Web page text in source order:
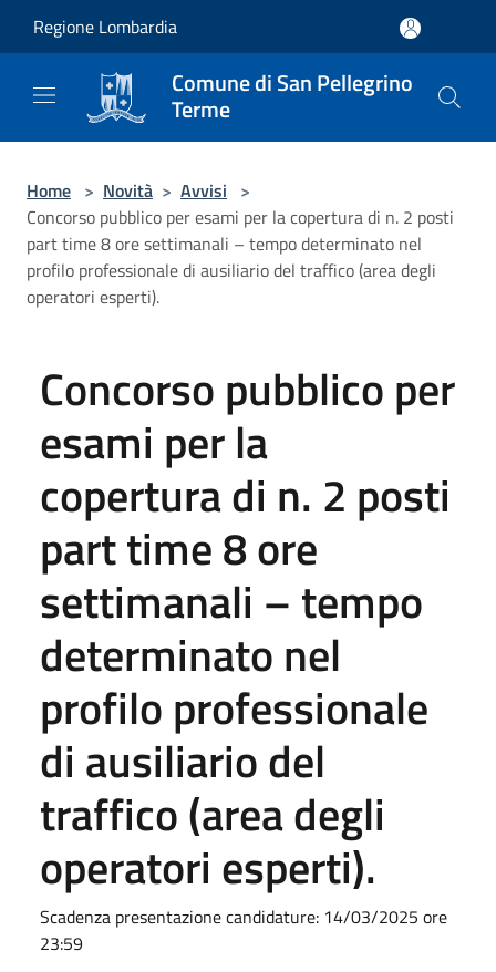
Regione Lombardia
Comune di San Pellegrino
Terme
Home > Novità > Avvisi >
Concorso pubblico per esami per la copertura di n. 2 posti
part time 8 ore settimanali – tempo determinato nel
profilo professionale di ausiliario del traffico (area degli
operatori esperti).
Concorso pubblico per
esami per la
copertura di n. 2 posti
part time 8 ore
settimanali – tempo
determinato nel
profilo professionale
di ausiliario del
traffico (area degli
operatori esperti).
Scadenza presentazione candidature: 14/03/2025 ore
23:59